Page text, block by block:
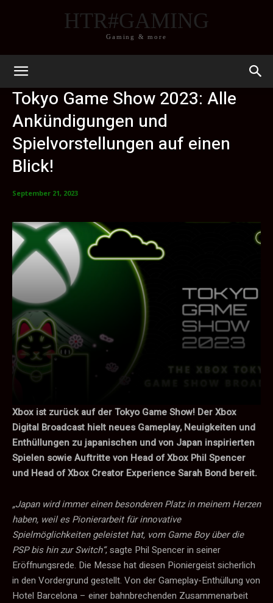
HTR#GAMING
Gaming & more
Tokyo Game Show 2023: Alle
Ankündigungen und
Spielvorstellungen auf einen
Blick!
September 21, 2023
Xbox ist zurück auf der Tokyo Game Show! Der Xbox
Digital Broadcast hielt neues Gameplay, Neuigkeiten und
Enthüllungen zu japanischen und von Japan inspirierten
Spielen sowie Auftritte von Head of Xbox Phil Spencer
und Head of Xbox Creator Experience Sarah Bond bereit.
„Japan wird immer einen besonderen Platz in meinem Herzen
haben, weil es Pionierarbeit für innovative
Spielmöglichkeiten geleistet hat, vom Game Boy über die
PSP bis hin zur Switch“, sagte Phil Spencer in seiner
Eröffnungsrede. Die Messe hat diesen Pioniergeist sicherlich
in den Vordergrund gestellt. Von der Gameplay-Enthüllung von
Hotel Barcelona – einer bahnbrechenden Zusammenarbeit